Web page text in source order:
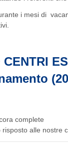
i mesi di
complete
alle nostre